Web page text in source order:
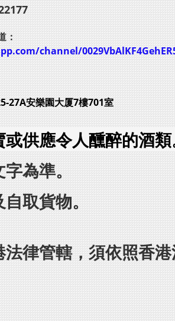
：
channel/
27A安樂園大厦7樓701室
供應令人醺醉的酒類
為準。
取貨物。
律管轄，須依照香